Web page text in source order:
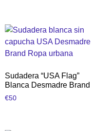
Sudadera “USA Flag”
Blanca Desmadre Brand
€50